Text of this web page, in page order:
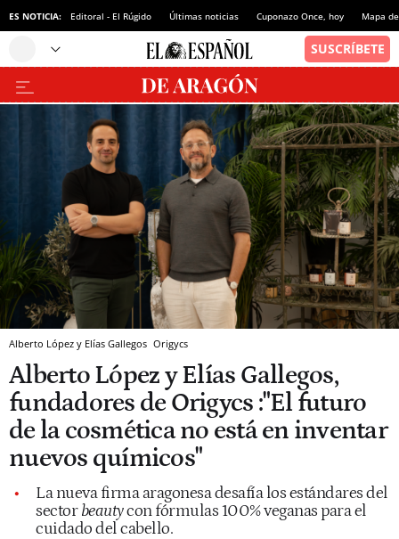
ES NOTICIA: Editoral - El Rúgido Últimas noticias Cuponazo Once, hoy Mapa
Alberto López y Elías Gallegos Origycs
Alberto López y Elías Gallegos,
fundadores de Origycs :"El futuro
de la cosmética no está en inventar
nuevos químicos"
La nueva firma aragonesa desafía los estándares del
sectorbeautycon fórmulas 100% veganas para el
cuidado del cabello.